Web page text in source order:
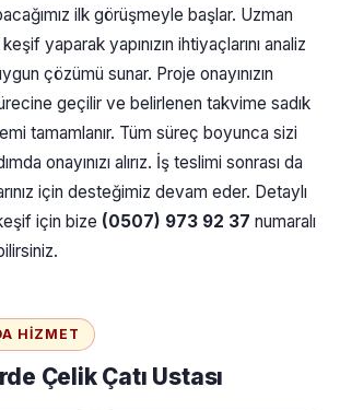
ilk görüşmeyle başlar. Uzman
yaparak yapınızın ihtiyaçlarını analiz
çözümü sunar. Proje onayınızın
geçilir ve belirlenen takvime sadık
tamamlanır. Tüm süreç boyunca sizi
onayınızı alırız. İş teslimi sonrası da
için desteğimiz devam eder. Detaylı
için bize (0507) 973 92 37 numaralı
HIZMET
Çelik Çatı Ustası